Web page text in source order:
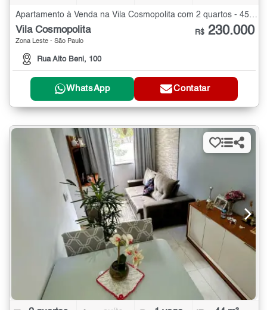
Apartamento à Venda na Vila Cosmopolita com 2 quartos - 45 m²
Vila Cosmopolita
Zona Leste - São Paulo
Rua Alto Beni, 100
R$ 230.000
WhatsApp Contatar